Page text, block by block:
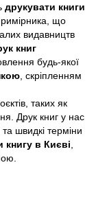
друкувати книги
що
видавництв
книг
будь-якої
, скріпленням
таких як
Друк книг у нас
швидкі терміни
книгу в Києві